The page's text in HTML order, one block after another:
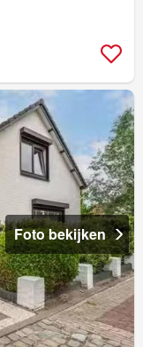
Foto bekijken